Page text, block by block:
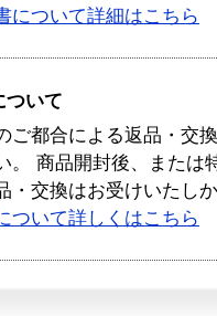
について詳細はこちら
ついて
ご都合による返品・交
。 商品開封後、または
・交換はお受けいたし
ついて詳しくはこちら